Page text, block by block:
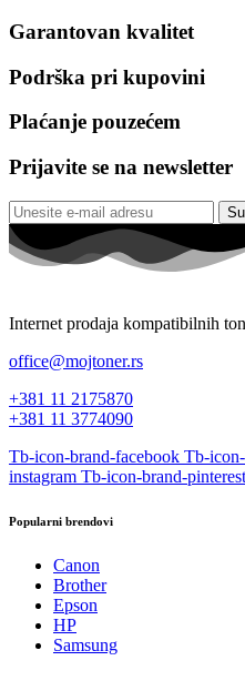
Garantovan kvalitet
Podrška pri kupovini
Plaćanje pouzećem
Prijavite se na newsletter
Internet prodaja kompatibilnih
office@mojtoner.rs
+381 11 2175870
+381 11 3774090
Tb-icon-brand-facebook Tb-
instagram Tb-icon-brand-pinterest
Popularni brendovi
Canon
Brother
Epson
HP
Samsung